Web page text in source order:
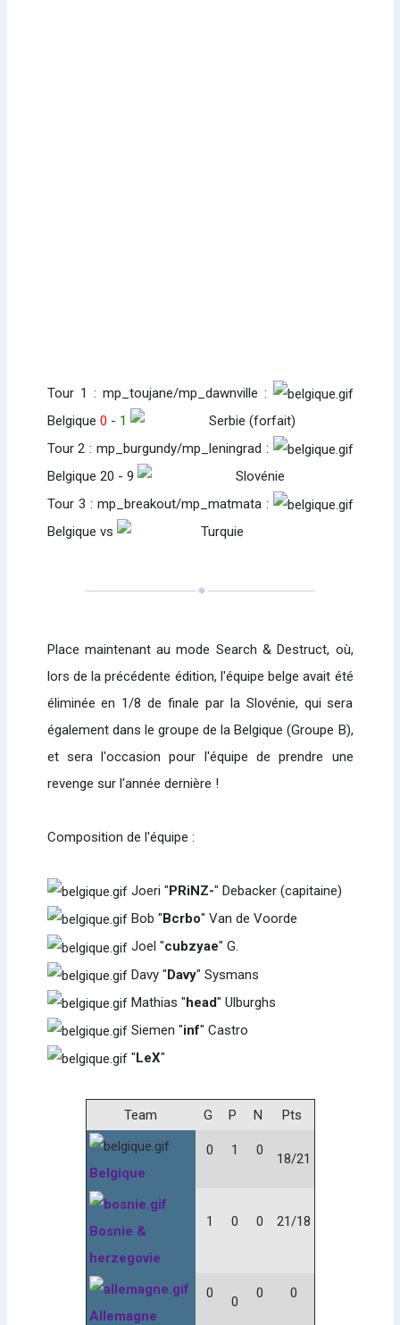
Tour 1 : mp_toujane/mp_dawnville :
Belgique 0 - 1
Serbie (forfait)
Tour 2 : mp_burgundy/mp_leningrad :
Belgique 20 - 9
Slovénie
Tour 3 : mp_breakout/mp_matmata :
Belgique vs
Turquie
Place maintenant au mode Search & Destruct, où,
lors de la précédente édition, l'équipe belge avait été
éliminée en 1/8 de finale par la Slovénie, qui sera
également dans le groupe de la Belgique (Groupe B),
et sera l'occasion pour l'équipe de prendre une
revenge sur l'année dernière !
Composition de l'équipe :
Joeri " PRiNZ-" Debacker (capitaine)
Bob " Bcrbo" Van de Voorde
Joel "cubzyae" G.
Davy "Davy" Sysmans
Mathias "head" Ulburghs
Siemen "inf" Castro
"LeX"
Team G P N Pts
Belgique
0 1 0
18/21
Bosnie &
herzegovie
1 0 0 21/18
Allemagne
0
0
0 0